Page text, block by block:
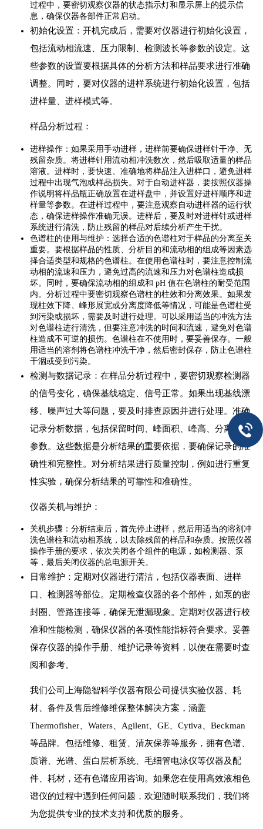
过程中，要密切观察仪器的状态指示灯和显示屏上的提示信
息，确保仪器各部件正常启动。
初始化设置：开机完成后，需要对仪器进行初始化设置，
包括流动相流速、压力限制、检测波长等参数的设定。这
些参数的设置要根据具体的分析方法和样品要求进行准确
调整。同时，要对仪器的进样系统进行初始化设置，包括
进样量、进样模式等。
样品分析过程：
进样操作：如果采用手动进样，进样前要确保进样针干净、无
残留杂质。将进样针用流动相冲洗数次，然后吸取适量的样品
溶液。进样时，要快速、准确地将样品注入进样口，避免进样
过程中出现气泡或样品损失。对于自动进样器，要按照仪器操
作说明将样品瓶正确放置在进样盘中，并设置好进样顺序和进
样量等参数。在进样过程中，要注意观察自动进样器的运行状
态，确保进样操作准确无误。进样后，要及时对进样针或进样
系统进行清洗，防止残留的样品对后续分析产生干扰。
色谱柱的使用与维护：选择合适的色谱柱对于样品的分离至关
重要。要根据样品的性质、分析目的和流动相的组成等因素选
择合适类型和规格的色谱柱。在使用色谱柱时，要注意控制流
动相的流速和压力，避免过高的流速和压力对色谱柱造成损
坏。同时，要确保流动相的组成和 pH 值在色谱柱的耐受范围
内。分析过程中要密切观察色谱柱的柱效和分离效果。如果发
现柱效下降、峰形展宽或分离度降低等情况，可能是色谱柱受
到污染或损坏，需要及时进行处理。可以采用适当的冲洗方法
对色谱柱进行清洗，但要注意冲洗的时间和流速，避免对色谱
柱造成不可逆的损伤。色谱柱在不使用时，要妥善保存。一般
用适当的溶剂将色谱柱冲洗干净，然后密封保存，防止色谱柱
干涸或受到污染。
检测与数据记录：在样品分析过程中，要密切观察检测器
的信号变化，确保基线稳定、信号正常。如果出现基线漂
移、噪声过大等问题，要及时排查原因并进行处理。准确
记录分析数据，包括保留时间、峰面积、峰高、分离度等
参数。这些数据是分析结果的重要依据，要确保记录的准
确性和完整性。对分析结果进行质量控制，例如进行重复
性实验，确保分析结果的可靠性和准确性。
仪器关机与维护：
关机步骤：分析结束后，首先停止进样，然后用适当的溶剂冲
洗色谱柱和流动相系统，以去除残留的样品和杂质。按照仪器
操作手册的要求，依次关闭各个组件的电源，如检测器、泵
等，最后关闭仪器的总电源开关。
日常维护：定期对仪器进行清洁，包括仪器表面、进样
口、检测器等部位。定期检查仪器的各个部件，如泵的密
封圈、管路连接等，确保无泄漏现象。定期对仪器进行校
准和性能检测，确保仪器的各项性能指标符合要求。妥善
保存仪器的操作手册、维护记录等资料，以便在需要时查
阅和参考。
我们公司上海隐智科学仪器有限公司提供实验仪器、耗
材、备件及售后维修维保整体解决方案，涵盖
Thermofisher、Waters、Agilent、GE、Cytiva、Beckman
等品牌。包括维修、租赁、清灰保养等服务，拥有色谱、
质谱、光谱、蛋白层析系统、毛细管电泳仪等仪器及配
件、耗材，还有色谱应用咨询。如果您在使用高效液相色
谱仪的过程中遇到任何问题，欢迎随时联系我们，我们将
为您提供专业的技术支持和优质的服务。